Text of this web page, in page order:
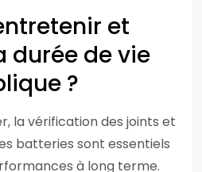
et
durée de vie
?
la vérification des joints et
batteries sont essentiels
à long terme.